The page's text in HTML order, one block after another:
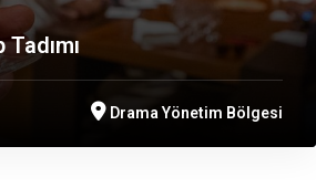
Drama Yönetim Bölgesi